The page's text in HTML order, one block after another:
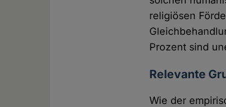
religiösen
Prozent sind
Relevante
Wie der